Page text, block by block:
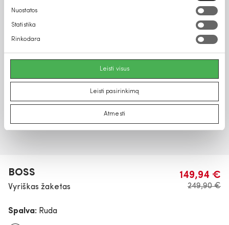
pasirinkimas
Nuostatos
Statistika
Rinkodara
Leisti visus
Leisti pasirinkimą
Atmesti
BOSS
Vyriškas žaketas
149,94 €
249,90 €
Spalva: Ruda